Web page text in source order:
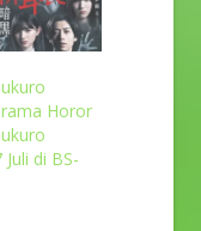
Horor
di BS-